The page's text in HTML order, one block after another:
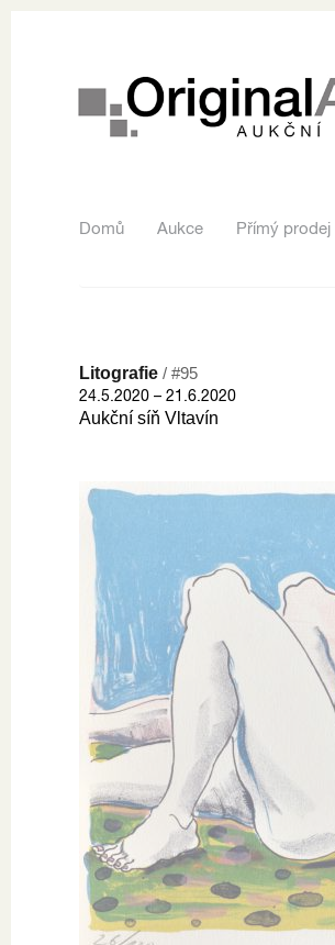
Domů Aukce Přímý prodej
Litografie / #95
24.5.2020 – 21.6.2020
Aukční síň Vltavín